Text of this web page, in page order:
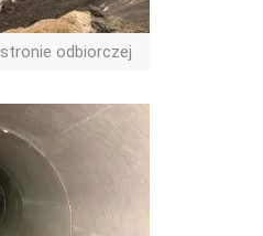
odbiorczej